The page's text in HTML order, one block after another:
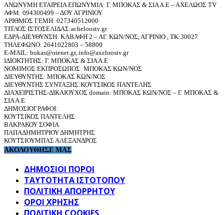
ΑΝΩΝΥΜΗ ΕΤΑΙΡΕΙΑ ΕΠΩΝΥΜΙΑ: Γ. ΜΠΟΚΑΣ & ΣΙΑ Α.Ε – ΑΧΕΛΩΟΣ TV
ΑΦΜ: 094300499 – ΔΟΥ ΑΓΡΙΝΙΟΥ
ΑΡΙΘΜΟΣ ΓΕΜΗ: 027340512000
ΤΙΤΛΟΣ ΙΣΤΟΣΕΛΙΔΑΣ:acheloostv.gr
ΕΔΡΑ-ΔΙΕΥΘΥΝΣΗ: ΚΑΒΑΦΗ 2 – ΑΓ. ΚΩΝ/ΝΟΣ, ΑΓΡΙΝΙΟ , ΤΚ:30027
ΤΗΛΕΦΩΝΟ: 2641022803 – 58800
E-MAIL: bokas@otenet.gr, info@axeloostv.gr
ΙΔΙΟΚΤΗΤΗΣ: Γ. ΜΠΟΚΑΣ & ΣΙΑ Α.Ε
ΝΟΜΙΜΟΣ ΕΚΠΡΟΣΩΠΟΣ: ΜΠΟΚΑΣ ΚΩΝ/ΝΟΣ
ΔΙΕΥΘΥΝΤΗΣ: ΜΠΟΚΑΣ ΚΩΝ/ΝΟΣ
ΔΙΕΥΘΥΝΤΗΣ ΣΥΝΤΑΞΗΣ:ΚΟΥΤΣΙΚΟΣ ΠΑΝΤΕΛΗΣ
ΔΙΑΧΕΙΡΙΣΤΗΣ-ΔΙΚΑΙΟΥΧΟΣ domain: ΜΠΟΚΑΣ ΚΩΝ/ΝΟΣ – Γ. ΜΠΟΚΑΣ &
ΣΙΑ Α.Ε
ΔΗΜΟΣΙΟΓΡΑΦΟΙ:
ΚΟΥΤΣΙΚΟΣ ΠΑΝΤΕΛΗΣ
ΒΑΚΡΑΚΟΥ ΣΟΦΙΑ
ΠΑΠΑΔΗΜΗΤΡΙΟΥ ΔΗΜΗΤΡΗΣ
ΚΟΥΤΣΙΟΥΜΠΑΣ ΑΛΕΞΑΝΔΡΟΣ
ΑΚΟΛΟΥΘΗΣΕ ΜΑΣ
ΔΗΜΟΣΙΟΙ ΠΟΡΟΙ
ΤΑΥΤΌΤΗΤΑ ΙΣΤΌΤΟΠΟΥ
ΠΟΛΙΤΙΚΉ ΑΠΟΡΡΉΤΟΥ
ΌΡΟΙ ΧΡΉΣΗΣ